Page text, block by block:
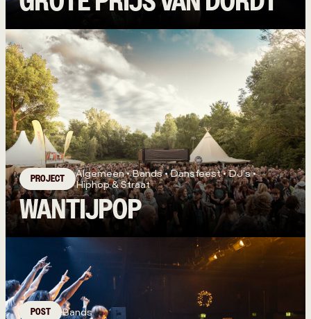
PROJECT
Algemeen • Bands • Dansfeest • DJ's •
Hiphop & Straat
WANTIJPOP
POST Bands